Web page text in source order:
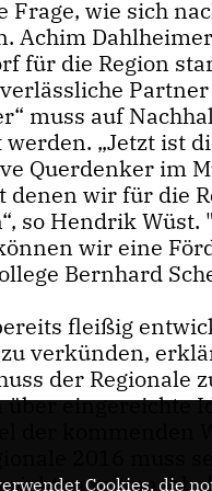
Frage, wie sich
Achim
für die Region
muss auf
werden. „Jetzt ist
Querdenker im
denen wir für die
so Hendrik
wir eine
Bernhard
fleißig
verkünden,
der Regionale
über eingereichte
2016 muss
mit
Cookies, die